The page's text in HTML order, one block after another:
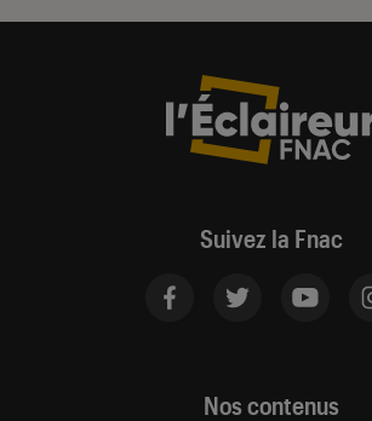
Suivez la Fnac
Nos contenus